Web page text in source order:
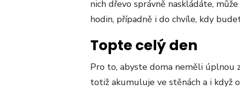
nich dřevo správně naskládáte,
hodin, případně i do chvíle, kdy
Topte celý den
Pro to, abyste doma neměli
totiž akumuluje ve stěnách a i když